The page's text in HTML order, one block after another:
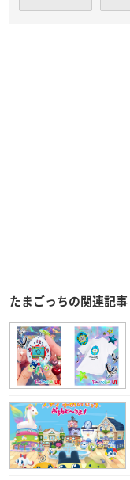
たまごっちの関連記事